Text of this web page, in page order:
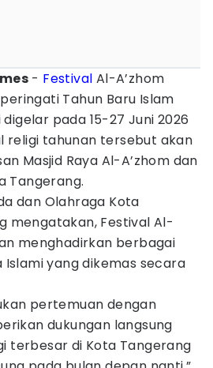
- Festival Al-A’zhom
Tahun Baru Islam
pada 15-27 Juni 2026
religi tahunan tersebut akan
Masjid Raya Al-A’zhom dan
Tangerang.
dan Olahraga Kota
mengatakan, Festival Al-
menghadirkan berbagai
yang dikemas secara
pertemuan dengan
dukungan langsung
terbesar di Kota Tangerang